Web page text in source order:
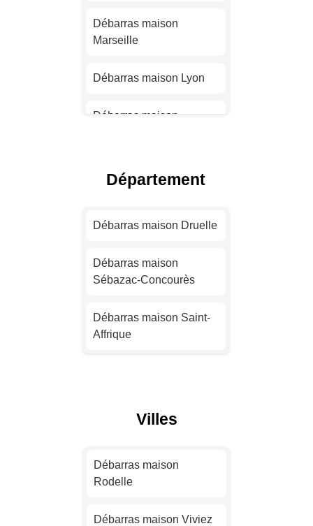
Débarras maison
Marseille
Débarras maison Lyon
Débarras maison
Débarras maison Nice
Strasbourg
Montpellier
Rennes
Département
Débarras maison Druelle
Débarras maison
Sébazac-Concourès
Débarras maison Saint-
Affrique
Débarras maison
Rouergue
Primaube
Villes
Débarras maison
Rodelle
Débarras maison Viviez